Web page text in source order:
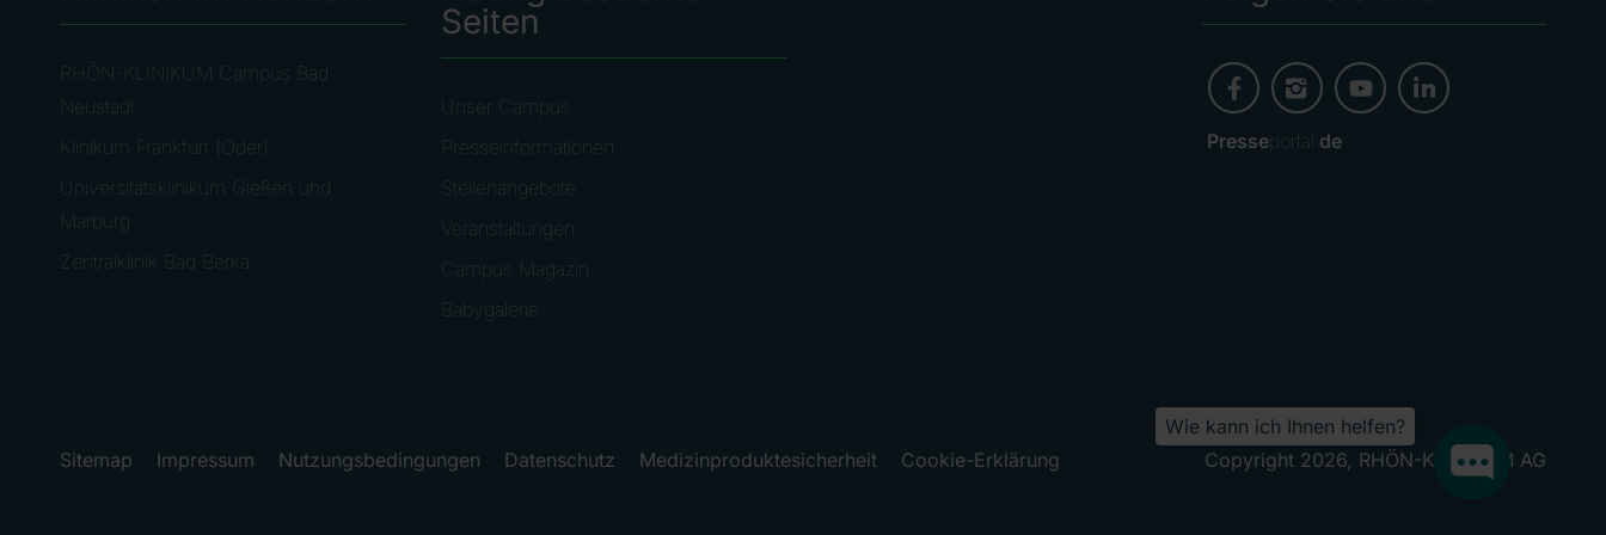
RHÖN-KLINIKUM Campus Bad
Neustadt
Klinikum Frankfurt (Oder)
Universitätsklinikum Gießen und
Marburg
Zentralklinik Bad Berka
Seiten
Unser Campus
Presseinformationen
Stellenangebote
Veranstaltungen
Campus Magazin
Babygalerie
Presseportal. de
Sitemap Impressum Nutzungsbedingungen Datenschutz Medizinproduktesicherheit Cookie-Erklärung Copyright 2026, RHÖN-KLINIKUM AG
Wie kann ich Ihnen helfen?